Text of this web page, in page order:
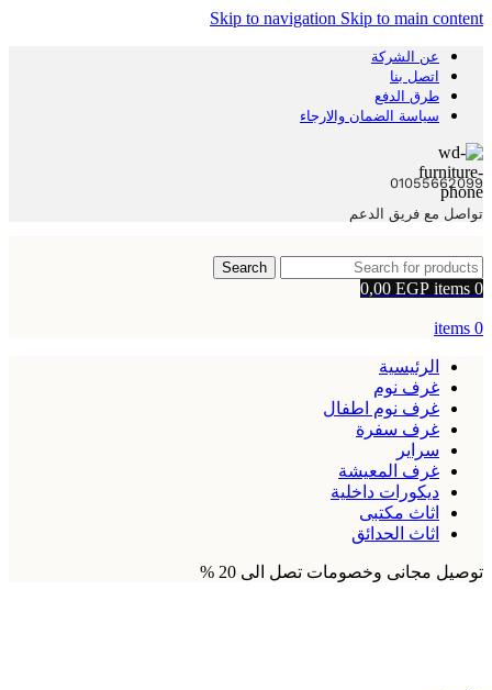
Skip to navigation Skip to main content
عن الشركة
اتصل بنا
طرق الدفع
سياسة الضمان والارجاء
01055662099
تواصل مع فريق الدعم
Search
0
items
0,00 EGP
0
items
الرئيسية
غرف نوم
غرف نوم اطفال
غرف سفرة
سراير
غرف المعيشة
ديكورات داخلية
اثاث مكتبى
اثاث الحدائق
توصيل مجانى وخصومات تصل الى 20 %